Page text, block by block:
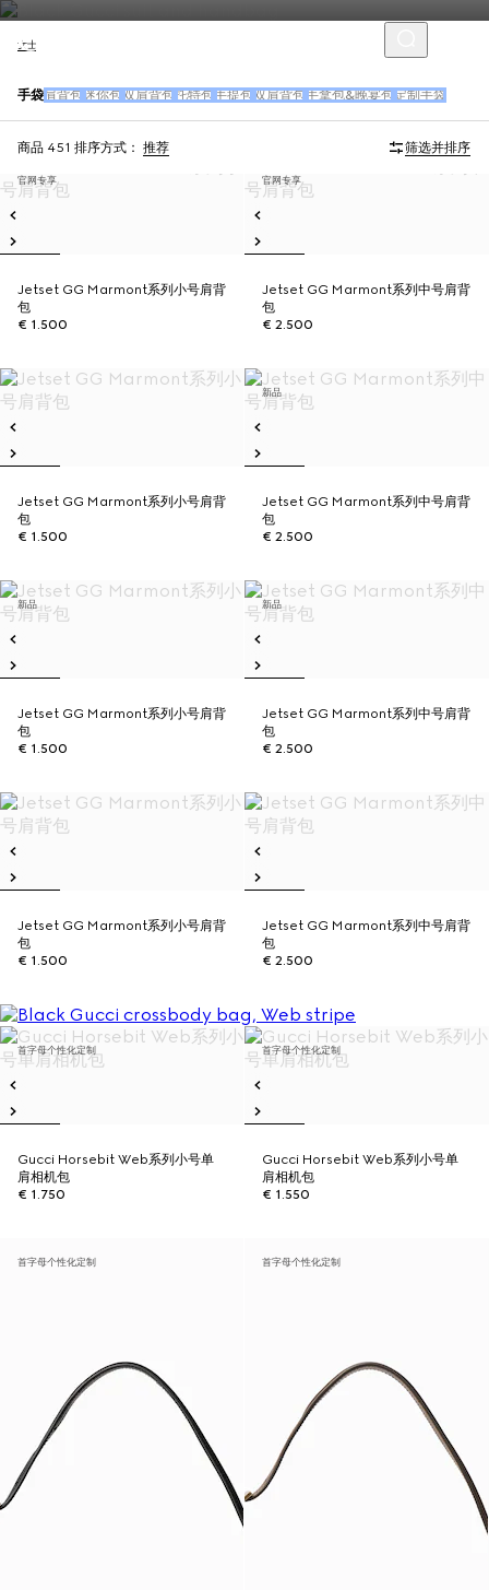
女士
手袋 肩背包 迷你包 双肩背包 托特包 手提包 双肩背包 手拿包&晚宴包 定制手袋
商品 451 排序方式： 推荐 筛选并排序
官网专享
Jetset GG Marmont系列小号肩背
包
€ 1.500
官网专享
Jetset GG Marmont系列中号肩背
包
€ 2.500
Jetset GG Marmont系列小号肩背
包
€ 1.500
新品
Jetset GG Marmont系列中号肩背
包
€ 2.500
新品
Jetset GG Marmont系列小号肩背
包
€ 1.500
新品
Jetset GG Marmont系列中号肩背
包
€ 2.500
Jetset GG Marmont系列小号肩背
包
€ 1.500
Jetset GG Marmont系列中号肩背
包
€ 2.500
首字母个性化定制
Gucci Horsebit Web系列小号单
肩相机包
€ 1.750
首字母个性化定制
Gucci Horsebit Web系列小号单
肩相机包
€ 1.550
首字母个性化定制 首字母个性化定制